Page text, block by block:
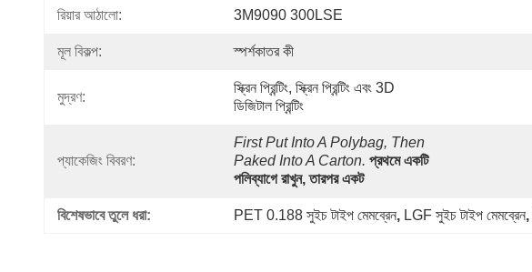
রিয়ার আঠালো: 3M9090 300LSE
মূল বিকল্প: স্পর্শকাতর কী
মুদ্রণ:
স্ক্রিন প্রিন্টিং, স্ক্রিন প্রিন্টিং এবং 3D
ডিজিটাল প্রিন্টিং
প্যাকেজিং বিবরণ:
First Put Into A Polybag, Then
Paked Into A Carton. প্রথমে একটি
পলিব্যাগে রাখুন, তারপর একট
বিশেষভাবে তুলে ধরা: PET 0.188 সুইচ টাইপ মেমব্রেন, LGF সুইচ টাইপ মেমব্রেন,